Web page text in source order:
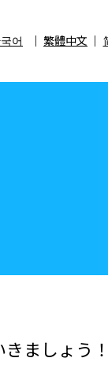
어 繁體中文
ましょう！